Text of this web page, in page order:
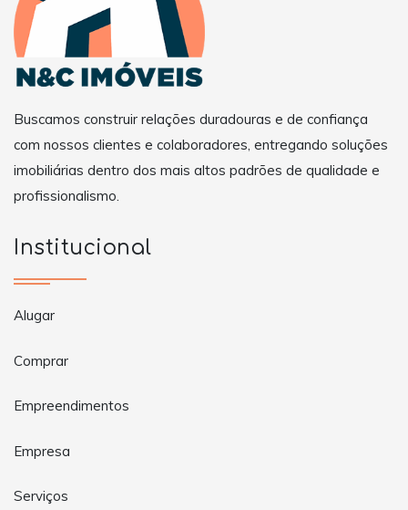
Buscamos construir relações duradouras e de confiança
com nossos clientes e colaboradores, entregando soluções
imobiliárias dentro dos mais altos padrões de qualidade e
profissionalismo.
Institucional
Alugar
Comprar
Empreendimentos
Empresa
Serviços